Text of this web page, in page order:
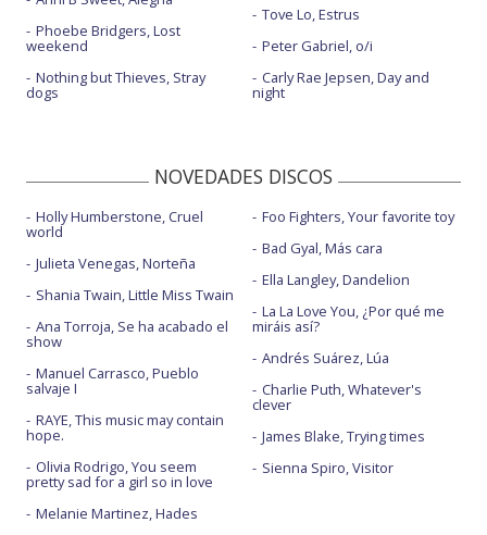
Phoebe Bridgers, Lost
weekend
Nothing but Thieves, Stray
dogs
Tove Lo, Estrus
Peter Gabriel, o/i
Carly Rae Jepsen, Day and
night
NOVEDADES DISCOS
Holly Humberstone, Cruel
world
Julieta Venegas, Norteña
Shania Twain, Little Miss Twain
Ana Torroja, Se ha acabado el
show
Manuel Carrasco, Pueblo
salvaje I
RAYE, This music may contain
hope.
Olivia Rodrigo, You seem
pretty sad for a girl so in love
Melanie Martinez, Hades
Foo Fighters, Your favorite toy
Bad Gyal, Más cara
Ella Langley, Dandelion
La La Love You, ¿Por qué me
miráis así?
Andrés Suárez, Lúa
Charlie Puth, Whatever's
clever
James Blake, Trying times
Sienna Spiro, Visitor